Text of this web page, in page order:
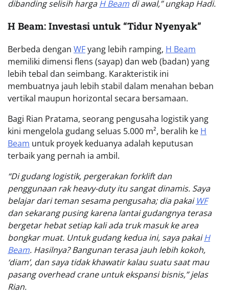
dibanding selisih hargaH Beam di awal,” ungkap Hadi.
H Beam: Investasi untuk “Tidur Nyenyak”
Berbeda dengan WFyang lebih ramping, H Beam
memiliki dimensi flens (sayap) dan web (badan) yang
lebih tebal dan seimbang. Karakteristik ini
membuatnya jauh lebih stabil dalam menahan beban
vertikal maupun horizontal secara bersamaan.
Bagi Rian Pratama, seorang pengusaha logistik yang
kini mengelola gudang seluas 5.000 m², beralih ke H
Beam untuk proyek keduanya adalah keputusan
terbaik yang pernah ia ambil.
“Di gudang logistik, pergerakan forklift dan
penggunaan rak heavy-duty itu sangat dinamis. Saya
belajar dari teman sesama pengusaha; dia pakai WF
dan sekarang pusing karena lantai gudangnya terasa
bergetar hebat setiap kali ada truk masuk ke area
bongkar muat. Untuk gudang kedua ini, saya pakaiH
Beam. Hasilnya? Bangunan terasa jauh lebih kokoh,
‘diam’, dan saya tidak khawatir kalau suatu saat mau
pasang overhead crane untuk ekspansi bisnis,” jelas
Rian.